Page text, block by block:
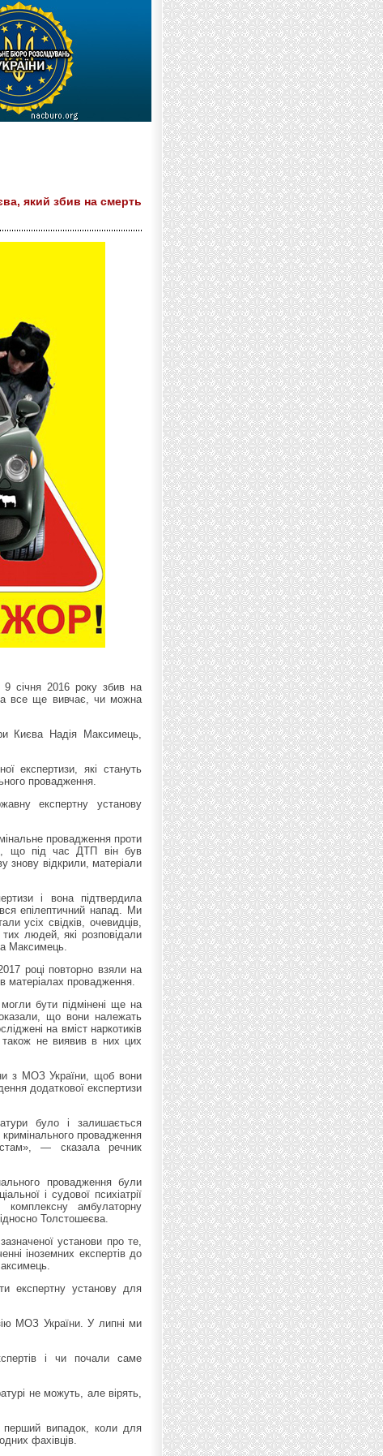
який збив на смерть
9 січня 2016 року збив на
все ще вивчає, чи можна
Києва Надія Максимець,
експертизи, які стануть
провадження.
експертну установу
провадження проти
що під час ДТП він був
знову відкрили, матеріали
і вона підтвердила
епілептичний напад. Ми
усіх свідків, очевидців,
тих людей, які розповідали
Максимець.
році повторно взяли на
матеріалах провадження.
бути підмінені ще на
що вони належать
на вміст наркотиків
також не виявив в них цих
з МОЗ України, щоб вони
додаткової експертизи
було і залишається
кримінального провадження
— сказала речник
провадження були
і судової психіатрії
амбулаторну
Толстошеєва.
установи про те,
іноземних експертів до
експертну установу для
МОЗ України. У липні ми
і чи почали саме
не можуть, але вірять,
перший випадок, коли для
фахівців.